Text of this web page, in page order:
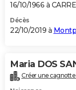
16/10/1966 à
Décès
22/10/2019 à
Maria DOS
Créer une cagnotte